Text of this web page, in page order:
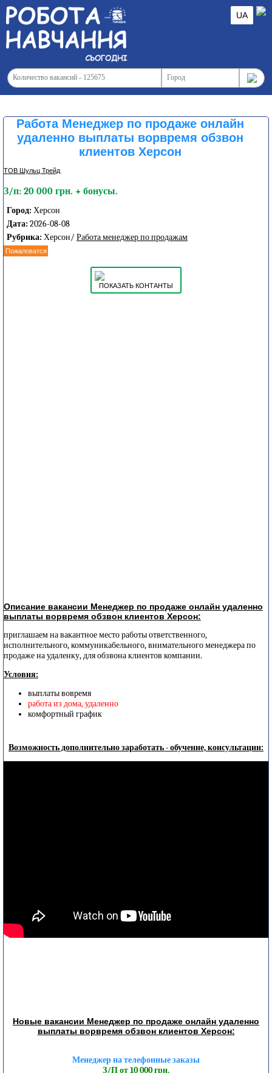
UA
Работа Менеджер по продаже онлайн
удаленно выплаты ворвремя обзвон
клиентов Херсон
ТОВ Шульц Трейд
З/п: 20 000 грн. + бонусы.
Город: Херсон
Дата: 2026-08-08
Рубрика: Херсон/ Работа менеджер по продажам
Пожаловатся
ПОКАЗАТЬ КОНТАНТЫ
Описание вакансии Менеджер по продаже онлайн удаленно
выплаты ворвремя обзвон клиентов Херсон:
приглашаем на вакантное место работы ответственного,
исполнительного, коммуникабельного, внимательного менеджера по
продаже на удаленку, для обзвона клиентов компании.
Условия:
выплаты вовремя
работа из дома, удаленно
комфортный график
Возможность дополнительно заработать - обучение, консультации:
Новые вакансии Менеджер по продаже онлайн удаленно
выплаты ворвремя обзвон клиентов Херсон:
Менеджер на телефонные заказы
З/П от 10 000 грн.